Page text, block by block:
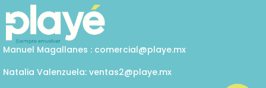
Manuel Magallanes : comercial@playe.mx
Natalia Valenzuela: ventas2@playe.mx